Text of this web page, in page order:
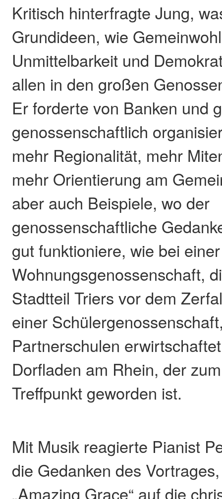
Kritisch hinterfragte Jung,
Grundideen, wie
Unmittelbarkeit und
allen in den großen
Er forderte von Banken und
genossenschaftlich
mehr Regionalität, mehr
mehr Orientierung am
aber auch Beispiele, wo der
genossenschaftliche
gut funktioniere, wie bei einer
Wohnungsgenossenschaft,
Stadtteil Triers vor dem
einer
Partnerschulen
Dorfladen am Rhein, der
Treffpunkt geworden ist.
Mit Musik reagierte Pianist
die Gedanken des
„Amazing Grace“ auf die